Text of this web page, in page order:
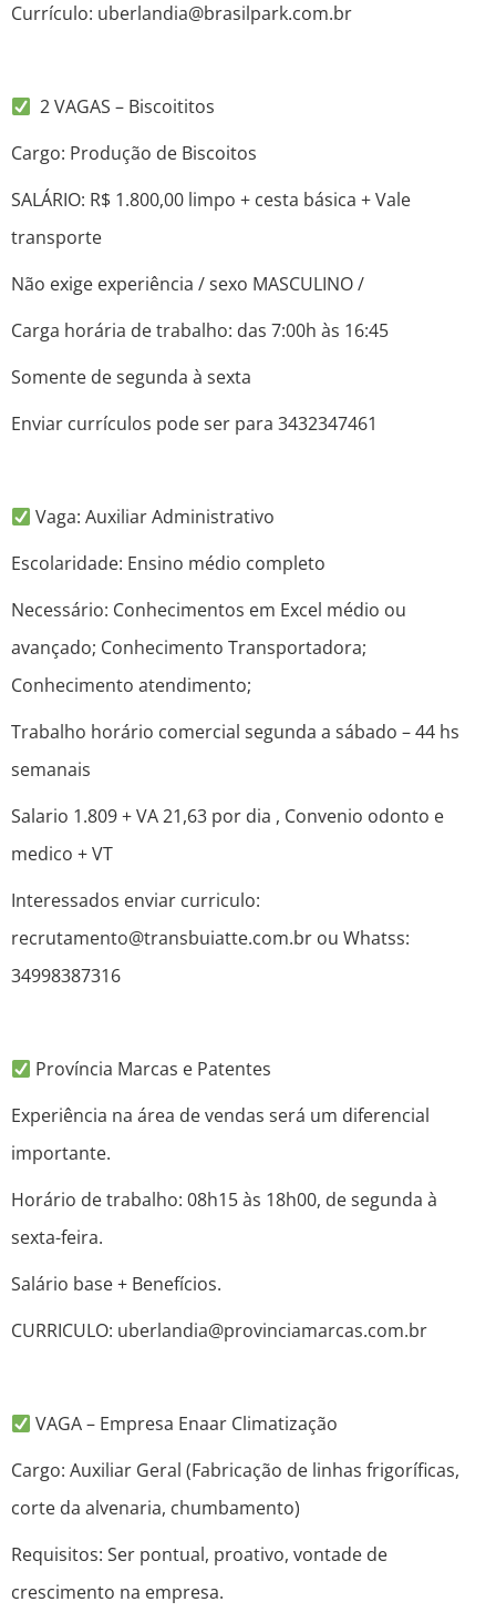
Currículo: uberlandia@brasilpark.com.br
2 VAGAS – Biscoititos
Cargo: Produção de Biscoitos
SALÁRIO: R$ 1.800,00 limpo + cesta básica + Vale
transporte
Não exige experiência / sexo MASCULINO /
Carga horária de trabalho: das 7:00h às 16:45
Somente de segunda à sexta
Enviar currículos pode ser para 3432347461
Vaga: Auxiliar Administrativo
Escolaridade: Ensino médio completo
Necessário: Conhecimentos em Excel médio ou
avançado; Conhecimento Transportadora;
Conhecimento atendimento;
Trabalho horário comercial segunda a sábado – 44 hs
semanais
Salario 1.809 + VA 21,63 por dia , Convenio odonto e
medico + VT
Interessados enviar curriculo:
recrutamento@transbuiatte.com.br ou Whatss:
34998387316
Província Marcas e Patentes
Experiência na área de vendas será um diferencial
importante.
Horário de trabalho: 08h15 às 18h00, de segunda à
sexta-feira.
Salário base + Benefícios.
CURRICULO: uberlandia@provinciamarcas.com.br
VAGA – Empresa Enaar Climatização
Cargo: Auxiliar Geral (Fabricação de linhas frigoríficas,
corte da alvenaria, chumbamento)
Requisitos: Ser pontual, proativo, vontade de
crescimento na empresa.